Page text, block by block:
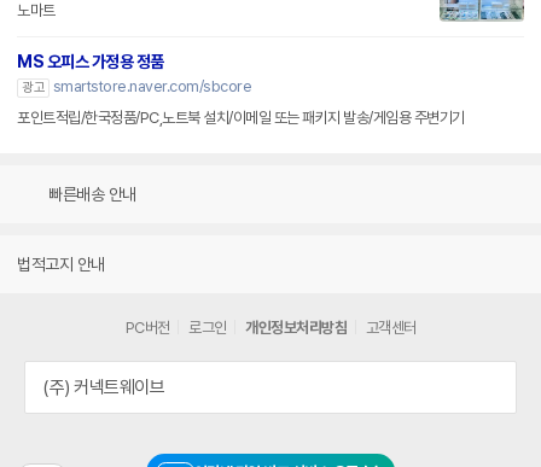
노마트
MS 오피스 가정용 정품
광고 smartstore.naver.com/sbcore
포인트적립/한국정품/PC,노트북 설치/이메일 또는 패키지 발송/게임용 주변기기
빠른배송 안내
법적고지 안내
PC버전 로그인 개인정보처리방침 고객센터
(주) 커넥트웨이브